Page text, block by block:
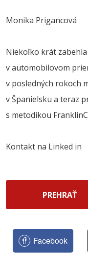
Monika Prigancová
Niekoľko krát
v automobilovom
v posledných rokoch
v Španielsku a teraz
s metodikou
Kontakt na Linked in
PREHRAŤ
Facebook